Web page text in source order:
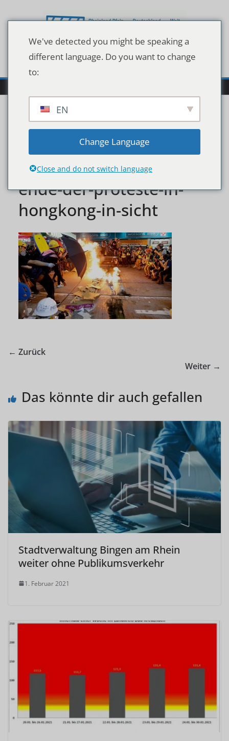
Inhalt
erneute-
ausschreitungen-kein-
ende-der-proteste-in-
hongkong-in-sicht
← Zurück
Weiter →
Das könnte dir auch gefallen
Stadtverwaltung Bingen am Rhein
weiter ohne Publikumsverkehr
1. Februar 2021
We've detected you might be speaking a
different language. Do you want to change
to:
EN
Change Language
Close and do not switch language